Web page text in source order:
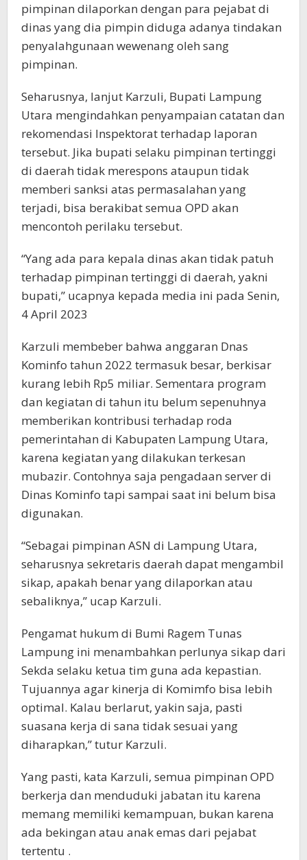
pimpinan dilaporkan dengan para pejabat di
dinas yang dia pimpin diduga adanya tindakan
penyalahgunaan wewenang oleh sang
pimpinan.
Seharusnya, lanjut Karzuli, Bupati Lampung
Utara mengindahkan penyampaian catatan dan
rekomendasi Inspektorat terhadap laporan
tersebut. Jika bupati selaku pimpinan tertinggi
di daerah tidak merespons ataupun tidak
memberi sanksi atas permasalahan yang
terjadi, bisa berakibat semua OPD akan
mencontoh perilaku tersebut.
“Yang ada para kepala dinas akan tidak patuh
terhadap pimpinan tertinggi di daerah, yakni
bupati,” ucapnya kepada media ini pada Senin,
4 April 2023
Karzuli membeber bahwa anggaran Dnas
Kominfo tahun 2022 termasuk besar, berkisar
kurang lebih Rp5 miliar. Sementara program
dan kegiatan di tahun itu belum sepenuhnya
memberikan kontribusi terhadap roda
pemerintahan di Kabupaten Lampung Utara,
karena kegiatan yang dilakukan terkesan
mubazir. Contohnya saja pengadaan server di
Dinas Kominfo tapi sampai saat ini belum bisa
digunakan.
“Sebagai pimpinan ASN di Lampung Utara,
seharusnya sekretaris daerah dapat mengambil
sikap, apakah benar yang dilaporkan atau
sebaliknya,” ucap Karzuli.
Pengamat hukum di Bumi Ragem Tunas
Lampung ini menambahkan perlunya sikap dari
Sekda selaku ketua tim guna ada kepastian.
Tujuannya agar kinerja di Komimfo bisa lebih
optimal. Kalau berlarut, yakin saja, pasti
suasana kerja di sana tidak sesuai yang
diharapkan,” tutur Karzuli.
Yang pasti, kata Karzuli, semua pimpinan OPD
berkerja dan menduduki jabatan itu karena
memang memiliki kemampuan, bukan karena
ada bekingan atau anak emas dari pejabat
tertentu .